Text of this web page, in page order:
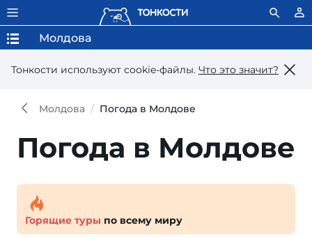
Тонкости используют сookie-файлы. Что это значит?
Молдова
Молдова Погода в Молдове
Погода в Молдове
Горящие туры по всему миру